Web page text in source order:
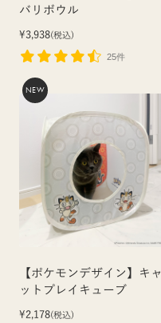
バリボウル
¥3,938(税込)
25件
NEW
【ポケモンデザイン】キャ
ットプレイキューブ
¥2,178(税込)